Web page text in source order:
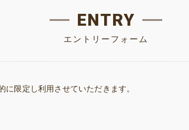
ENTRY
エントリーフォーム
限定し利用させていただきます。